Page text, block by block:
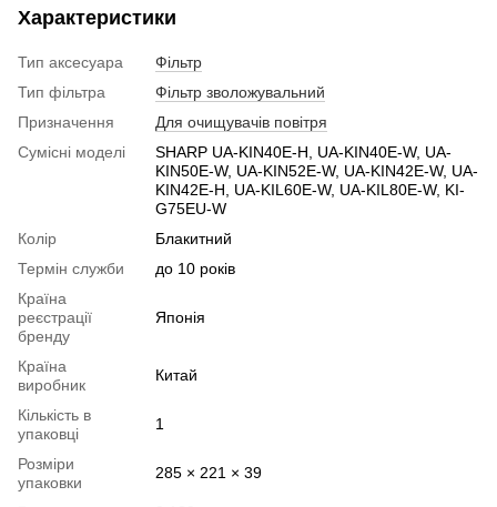
Характеристики
Тип аксесуара
Фільтр
Тип фільтра
Фільтр зволожувальний
Призначення
Для очищувачів повітря
Сумісні моделі
SHARP UA-KIN40E-H, UA-KIN40E-W, UA-
KIN50E-W, UA-KIN52E-W, UA-KIN42E-W, UA-
KIN42E-H, UA-KIL60E-W, UA-KIL80E-W, KI-
G75EU-W
Колір
Блакитний
Термін служби
до 10 років
Країна
реєстрації
бренду
Японія
Країна
виробник
Китай
Кількість в
упаковці
1
Розміри
упаковки
285 × 221 × 39